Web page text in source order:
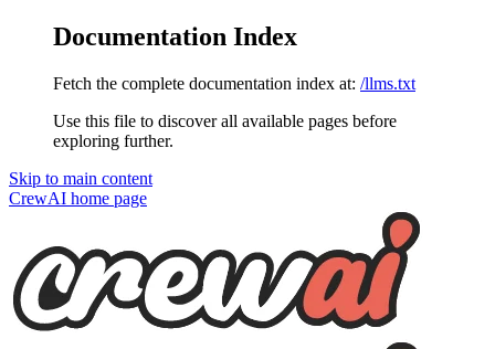
Documentation Index
Fetch the complete documentation index at: /llms.txt
Use this file to discover all available pages before
exploring further.
Skip to main content
CrewAI home page